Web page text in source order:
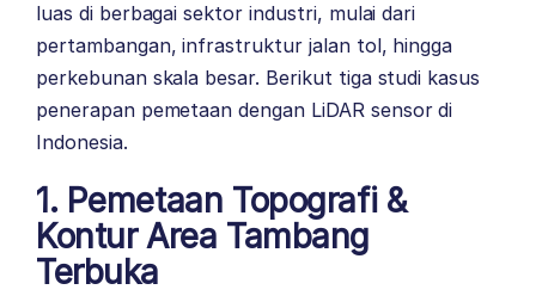
luas di berbagai sektor industri, mulai dari
pertambangan, infrastruktur jalan tol, hingga
perkebunan skala besar. Berikut tiga studi kasus
penerapan pemetaan dengan LiDAR sensor di
Indonesia.
1. Pemetaan Topografi &
Kontur Area Tambang
Terbuka